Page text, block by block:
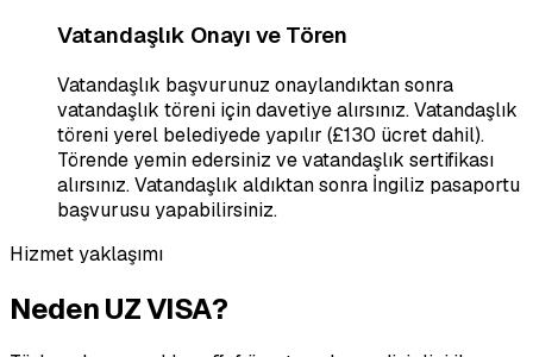
Vatandaşlık Onayı ve Tören
Vatandaşlık başvurunuz onaylandıktan sonra
vatandaşlık töreni için davetiye alırsınız. Vatandaşlık
töreni yerel belediyede yapılır (£130 ücret dahil).
Törende yemin edersiniz ve vatandaşlık sertifikası
alırsınız. Vatandaşlık aldıktan sonra İngiliz pasaportu
başvurusu yapabilirsiniz.
Hizmet yaklaşımı
Neden UZ VISA?